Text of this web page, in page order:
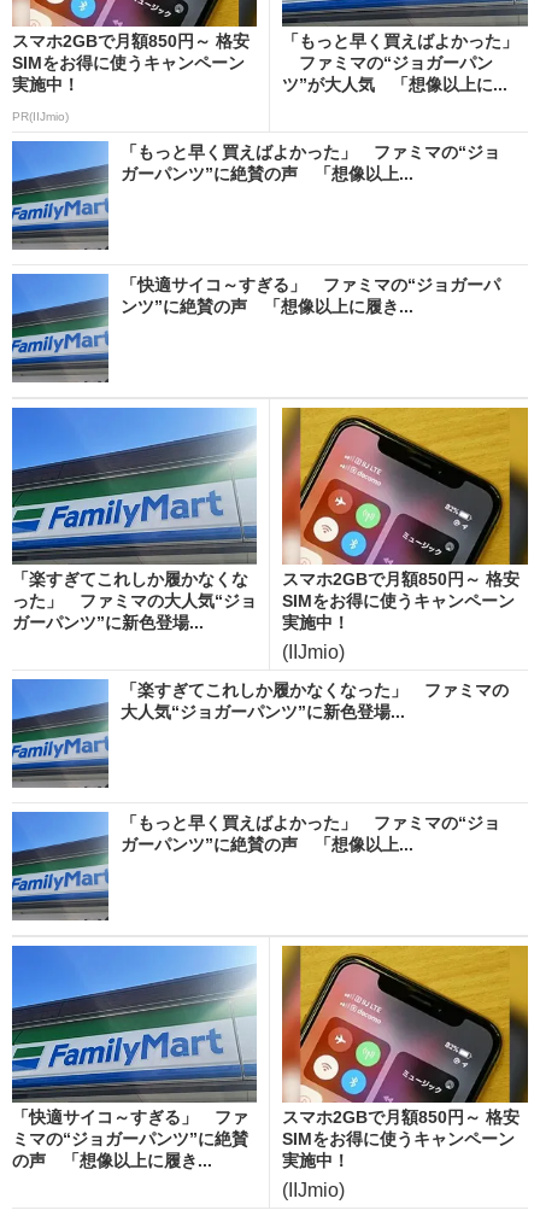
スマホ2GBで月額850円～ 格安
SIMをお得に使うキャンペーン
実施中！
PR(IIJmio)
「もっと早く買えばよかった」
ファミマの“ジョガーパン
ツ”が大人気 「想像以上に...
「もっと早く買えばよかった」 ファミマの“ジョ
ガーパンツ”に絶賛の声 「想像以上...
「快適サイコ～すぎる」 ファミマの“ジョガーパ
ンツ”に絶賛の声 「想像以上に履き...
「楽すぎてこれしか履かなくな
った」 ファミマの大人気“ジョ
ガーパンツ”に新色登場...
スマホ2GBで月額850円～ 格安
SIMをお得に使うキャンペーン
実施中！
(IIJmio)
「楽すぎてこれしか履かなくなった」 ファミマの
大人気“ジョガーパンツ”に新色登場...
「もっと早く買えばよかった」 ファミマの“ジョ
ガーパンツ”に絶賛の声 「想像以上...
「快適サイコ～すぎる」 ファ
ミマの“ジョガーパンツ”に絶賛
の声 「想像以上に履き...
スマホ2GBで月額850円～ 格安
SIMをお得に使うキャンペーン
実施中！
(IIJmio)